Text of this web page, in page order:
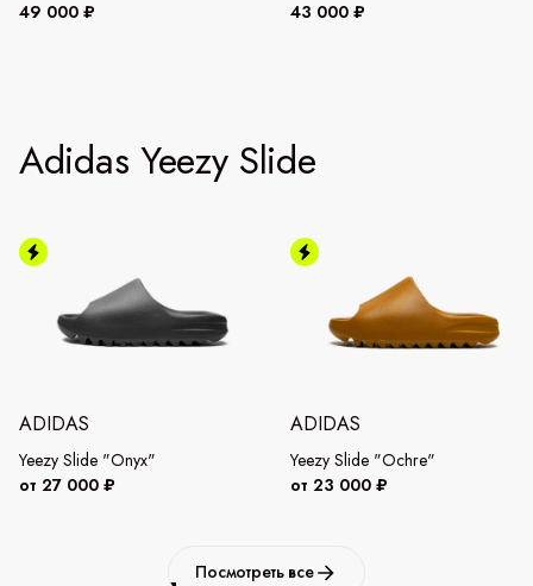
49 000 ₽
43 000 ₽
Adidas Yeezy Slide
ADIDAS
Yeezy Slide "Onyx"
от 27 000 ₽
ADIDAS
Yeezy Slide "Ochre"
от 23 000 ₽
Посмотреть все